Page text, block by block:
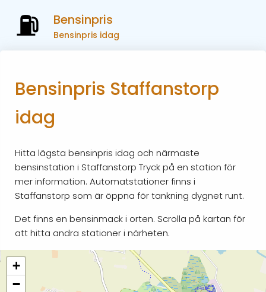
Bensinpris
Bensinpris idag
Bensinpris Staffanstorp
idag
Hitta lägsta bensinpris idag och närmaste
bensinstation i Staffanstorp Tryck på en station för
mer information. Automatstationer finns i
Staffanstorp som är öppna för tankning dygnet runt.
Det finns en bensinmack i orten. Scrolla på kartan för
att hitta andra stationer i närheten.
+
−